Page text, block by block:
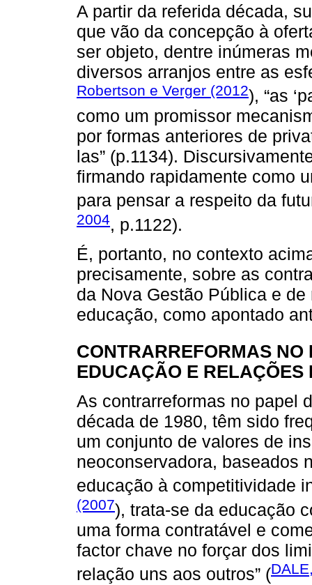
A partir da referida década,
que vão da concepção à
ser objeto, dentre inúmeras
diversos arranjos entre as
Robertson e Verger (2012), “as
como um promissor
por formas anteriores de
las” (p.1134).
firmando rapidamente como
para pensar a respeito da
2004, p.1122).
É, portanto, no contexto
precisamente, sobre as
da Nova Gestão Pública e
educação, como apontado
CONTRARREFORMAS NO
EDUCAÇÃO E RELAÇÕES
As contrarreformas no papel
década de 1980, têm sido
um conjunto de valores de
neoconservadora, baseados
educação à competitividade
(2007), trata-se da educação
uma forma contratável e
factor chave no forçar dos
relação uns aos outros” (